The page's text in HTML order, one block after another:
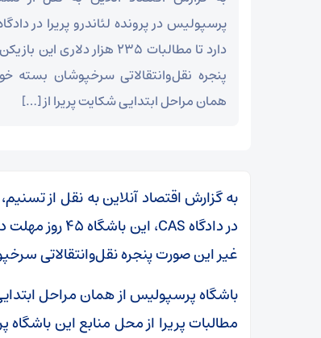
دارد تا مطالبات ۲۳۵ هزار
پنجره نقل‌و‌انتقالاتی سرخپوشان بسته
همان مراحل ابتدایی شکایت پریرا از […]
به گزارش اقتصاد آنلاین به نقل از
غیر این صورت پنجره نقل‌و‌انتقالاتی
باشگاه پرسپولیس از همان مراحل
مطالبات پریرا از محل منابع این